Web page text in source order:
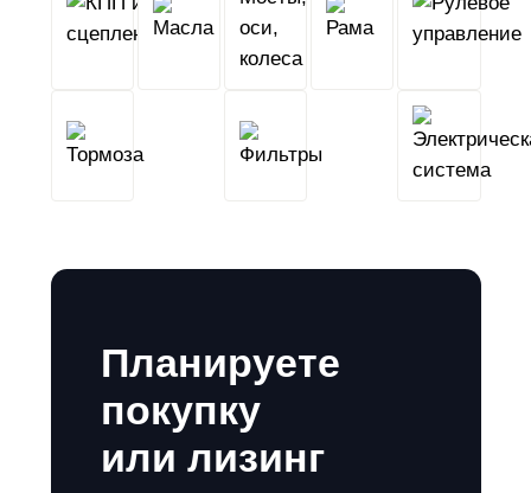
оси,
Рама
Тормоза Фильтры
Планируете
покупку
или лизинг